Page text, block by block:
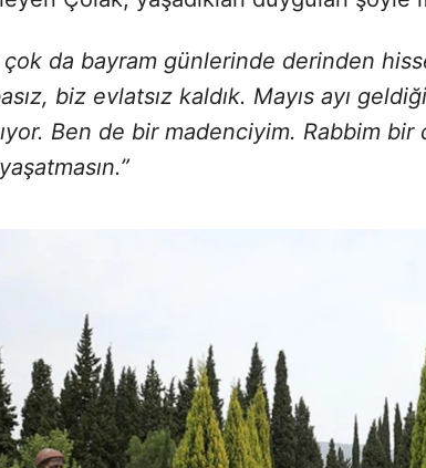
çok da bayram günlerinde derinden
biz evlatsız kaldık. Mayıs ayı
Ben de bir madenciyim. Rabbim